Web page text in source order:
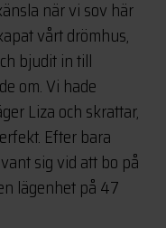
när vi sov här
vårt drömhus,
bjudit in till
om. Vi hade
Liza och skrattar,
Efter bara
sig vid att bo på
lägenhet på 47